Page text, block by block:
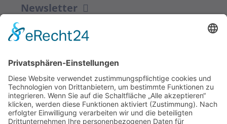
Newsletter
ZUR ANMELDUNG
Redaktion bbkult.net
Centrum Bavaria Bohemia (CeBB)
Dr. Veronika Hofinger
Freyung 1, 92539 Schönsee